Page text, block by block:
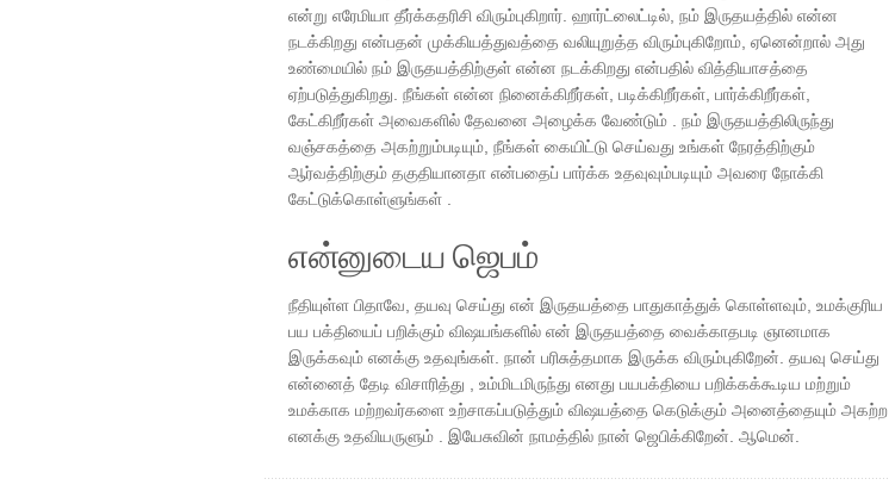
என்று எரேமியா தீர்க்கதரிசி விரும்புகிறார். ஹார்ட்லைட்டில், நம் இருதயத்தில் என்ன
நடக்கிறது என்பதன் முக்கியத்துவத்தை வலியுறுத்த விரும்புகிறோம், ஏனென்றால் அது
உண்மையில் நம் இருதயத்திற்குள் என்ன நடக்கிறது என்பதில் வித்தியாசத்தை
ஏற்படுத்துகிறது. நீங்கள் என்ன நினைக்கிறீர்கள், படிக்கிறீர்கள், பார்க்கிறீர்கள்,
கேட்கிறீர்கள் அவைகளில் தேவனை அழைக்க வேண்டும் . நம் இருதயத்திலிருந்து
வஞ்சகத்தை அகற்றும்படியும், நீங்கள் கையிட்டு செய்வது உங்கள் நேரத்திற்கும்
ஆர்வத்திற்கும் தகுதியானதா என்பதைப் பார்க்க உதவுவும்படியும் அவரை நோக்கி
கேட்டுக்கொள்ளுங்கள் .
என்னுடைய ஜெபம்
நீதியுள்ள பிதாவே, தயவு செய்து என் இருதயத்தை பாதுகாத்துக் கொள்ளவும், உமக்குரிய
பய பக்தியைப் பறிக்கும் விஷயங்களில் என் இருதயத்தை வைக்காதபடி ஞானமாக
இருக்கவும் எனக்கு உதவுங்கள். நான் பரிசுத்தமாக இருக்க விரும்புகிறேன். தயவு செய்து
என்னைத் தேடி விசாரித்து , உம்மிடமிருந்து எனது பயபக்தியை பறிக்கக்கூடிய மற்றும்
உமக்காக மற்றவர்களை உற்சாகப்படுத்தும் விஷயத்தை கெடுக்கும் அனைத்தையும் அகற்ற
எனக்கு உதவியருளும் . இயேசுவின் நாமத்தில் நான் ஜெபிக்கிறேன். ஆமென்.